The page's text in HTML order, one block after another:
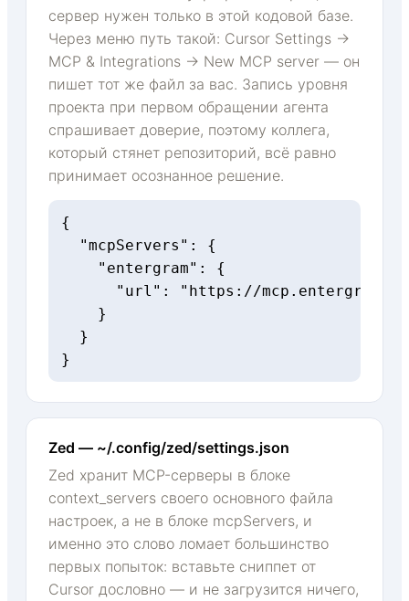
сервер нужен только в этой кодовой базе.
Через меню путь такой: Cursor Settings →
MCP & Integrations → New MCP server — он
пишет тот же файл за вас. Запись уровня
проекта при первом обращении агента
спрашивает доверие, поэтому коллега,
который стянет репозиторий, всё равно
принимает осознанное решение.
{
  "mcpServers": {
    "entergram": {
"url": "https://
    }
  }
}
Zed — ~/.config/zed/settings.json
Zed хранит MCP-серверы в блоке
context_servers своего основного файла
настроек, а не в блоке mcpServers, и
именно это слово ломает большинство
первых попыток: вставьте сниппет от
Cursor дословно — и не загрузится ничего,